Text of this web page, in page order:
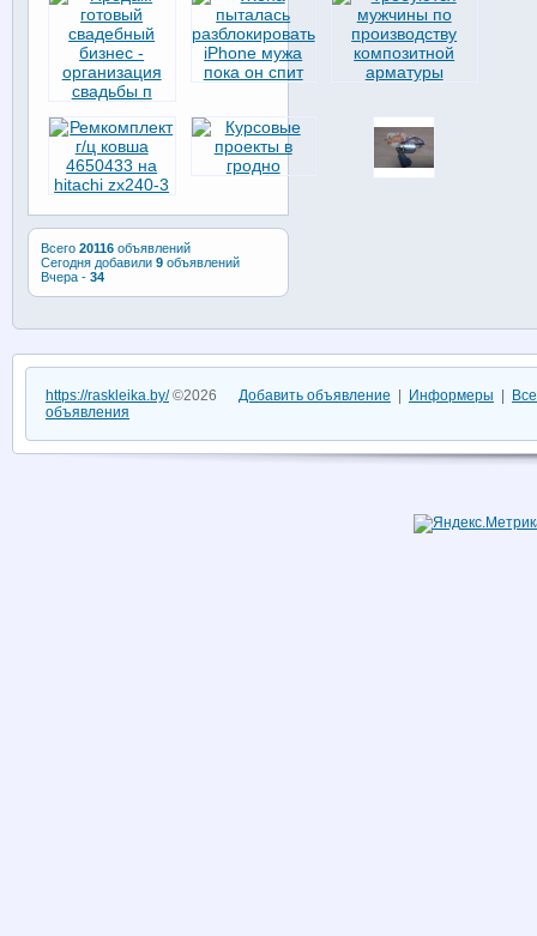
Всего 20116объявлений
Сегодня добавили 9объявлений
Вчера - 34
https://raskleika.by/©2026 Добавить объявление Информеры
объявления